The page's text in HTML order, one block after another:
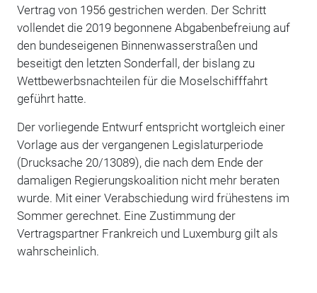
Vertrag von 1956 gestrichen werden. Der Schritt
vollendet die 2019 begonnene Abgabenbefreiung auf
den bundeseigenen Binnenwasserstraßen und
beseitigt den letzten Sonderfall, der bislang zu
Wettbewerbsnachteilen für die Moselschifffahrt
geführt hatte.
Der vorliegende Entwurf entspricht wortgleich einer
Vorlage aus der vergangenen Legislaturperiode
(Drucksache 20/13089), die nach dem Ende der
damaligen Regierungskoalition nicht mehr beraten
wurde. Mit einer Verabschiedung wird frühestens im
Sommer gerechnet. Eine Zustimmung der
Vertragspartner Frankreich und Luxemburg gilt als
wahrscheinlich.